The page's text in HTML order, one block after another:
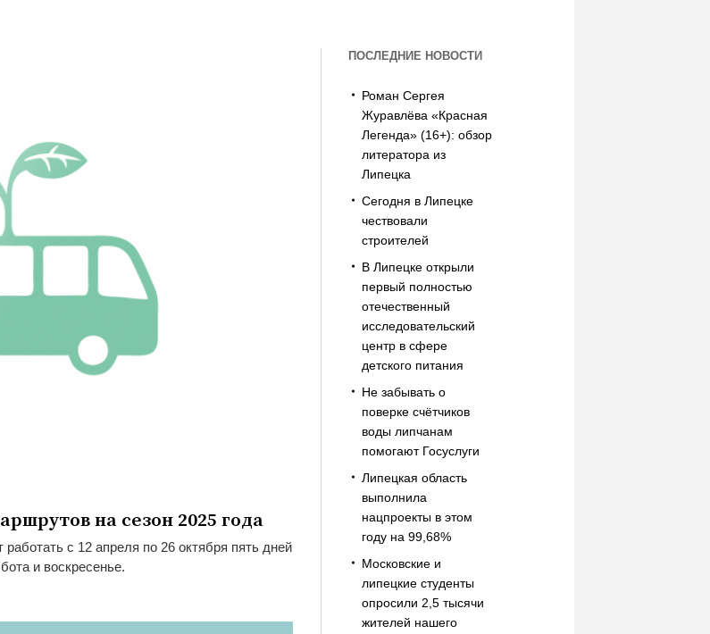
на сезон 2025 года
с 12 апреля по 26 октября пять дней
и воскресенье.
ПОСЛЕДНИЕ НОВОСТИ
Роман Сергея
Журавлёва «Красная
Легенда» (16+): обзор
литератора из
Липецка
Сегодня в Липецке
чествовали
строителей
В Липецке открыли
первый полностью
отечественный
исследовательский
центр в сфере
детского питания
Не забывать о
поверке счётчиков
воды липчанам
помогают Госуслуги
Липецкая область
выполнила
нацпроекты в этом
году на 99,68%
Московские и
липецкие студенты
опросили 2,5 тысячи
жителей нашего